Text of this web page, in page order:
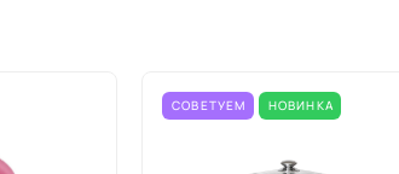
СОВЕТУЕМ НОВИНКА